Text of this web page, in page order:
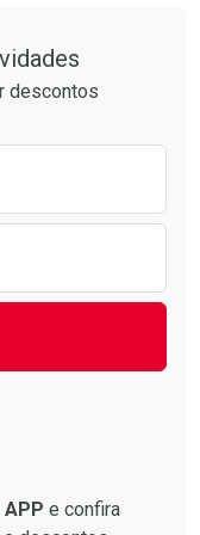
descontos
APP e confira